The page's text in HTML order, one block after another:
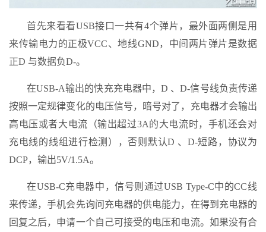
首先来看看USB接口一共有4个弹片，最外面两侧是用
来传输电力的正极VCC、地线GND，中间两片弹片是数据
正D 与数据负D-。
在USB-A输出的快充充电器中，D 、D-信号线负责传递
按照一定规律变化的电压信号，暗号对了，充电器才会输出
高电压或者大电流（输出超过3A的大电流时，手机还会对
充电线的线组进行检测），否则默认D 、D-短路，协议为
DCP，输出5V/1.5A。
在USB-C充电器中，信号则通过USB Type-C中的CC线
来传递，手机会先询问充电器的供电能力，在得到充电器的
回复之后，申请一个自己可接受的电压和电流。如果没有合